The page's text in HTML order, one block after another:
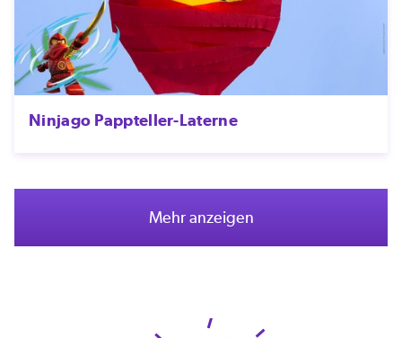
Ninjago Pappteller-Laterne
Mehr anzeigen